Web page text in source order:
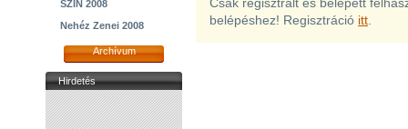
SZIN 2008
Nehéz Zenei 2008
Archívum
Hirdetés
belépéshez! Regisztráció itt